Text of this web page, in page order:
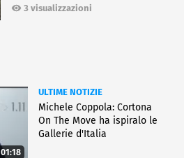
3 visualizzazioni
01:18
ULTIME NOTIZIE
Michele Coppola: Cortona
On The Move ha ispiralo le
Gallerie d'Italia